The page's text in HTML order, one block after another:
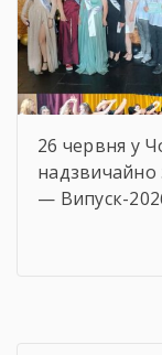
26 червня у
надзвичайно
— Випуск-